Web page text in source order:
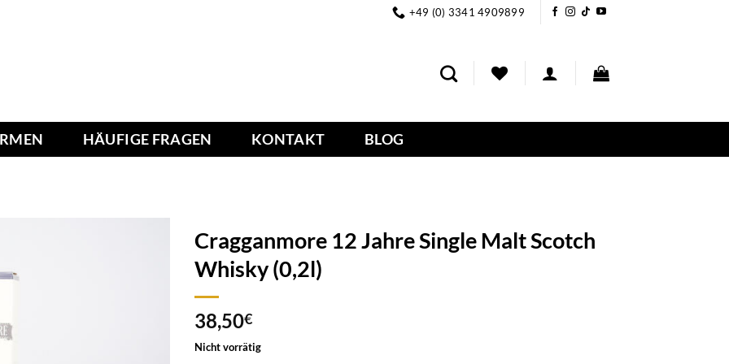
+49 (0) 3341 4909899
HÄUFIGE FRAGEN KONTAKT BLOG
Cragganmore 12 Jahre Single Malt Scotch
Whisky (0,2l)
38,50€
Nicht vorrätig